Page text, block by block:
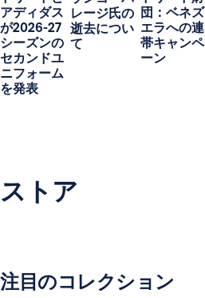
アディダス
が2026-27
シーズンの
セカンドユ
ニフォーム
を発表
レージ氏の
逝去につい
て
団：ベネズ
エラへの連
帯キャンペ
ーン
ストア
注目のコレクション